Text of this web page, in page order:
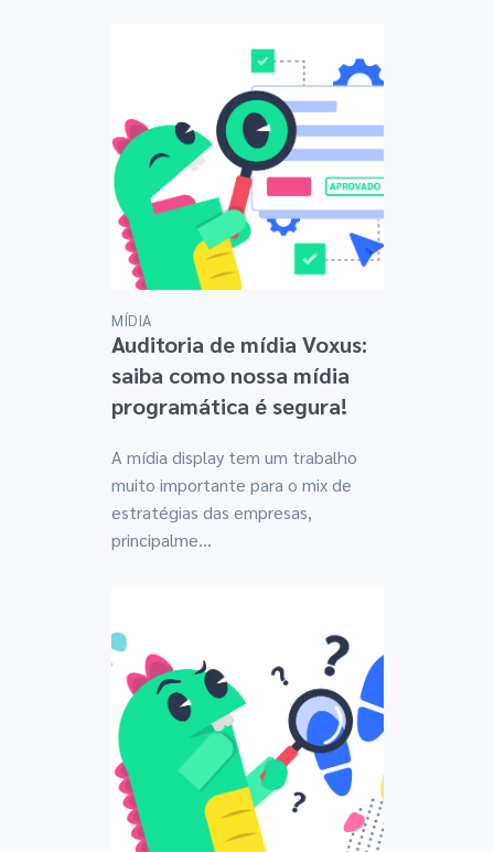
MÍDIA
Auditoria de mídia Voxus:
saiba como nossa mídia
programática é segura!
A mídia display tem um trabalho
muito importante para o mix de
estratégias das empresas,
principalme...